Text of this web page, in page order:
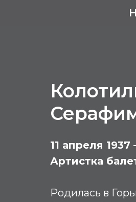
11 апреля 1937
Артистка
Родилась в